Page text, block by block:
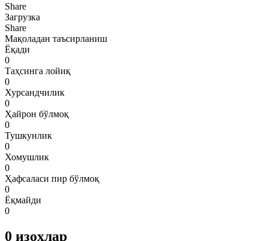
Share
Загрузка
Share
Мақоладан таъсирланиш
Ёқади
0
Таҳсинга лойиқ
0
Хурсандчилик
0
Ҳайрон бўлмоқ
0
Тушкунлик
0
Хомушлик
0
Ҳафсаласи пир бўлмоқ
0
Ёқмайди
0
0 изоҳлар